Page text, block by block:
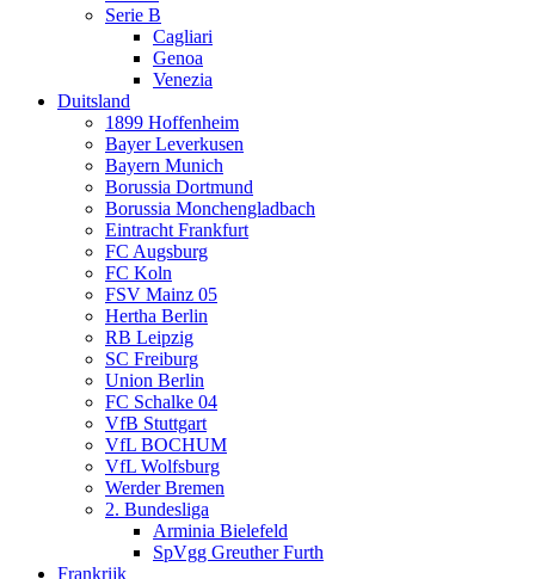
Serie B
Cagliari
Genoa
Venezia
Duitsland
1899 Hoffenheim
Bayer Leverkusen
Bayern Munich
Borussia Dortmund
Borussia Monchengladbach
Eintracht Frankfurt
FC Augsburg
FC Koln
FSV Mainz 05
Hertha Berlin
RB Leipzig
SC Freiburg
Union Berlin
FC Schalke 04
VfB Stuttgart
VfL BOCHUM
VfL Wolfsburg
Werder Bremen
2. Bundesliga
Arminia Bielefeld
SpVgg Greuther Furth
Frankrijk